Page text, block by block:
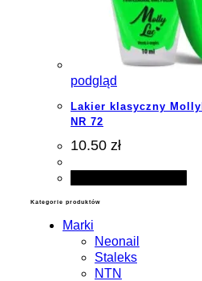
podgląd
Lakier klasyczny
NR 72
10.50 zł
Kategorie produktów
Marki
Neonail
Staleks
NTN